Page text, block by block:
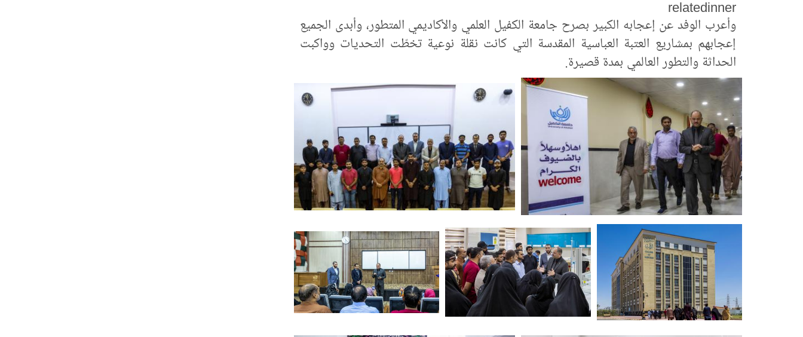
relatedinner
وأعرب الوفد عن إعجابه الكبير بصرح جامعة الكفيل العلمي والأكاديمي المتطور، وأبدى الجميع
إعجابهم بمشاريع العتبة العباسية المقدسة التي كانت نقلة نوعية تخطّت التحديات وواكبت
الحداثة والتطور العالمي بمدة قصيرة.